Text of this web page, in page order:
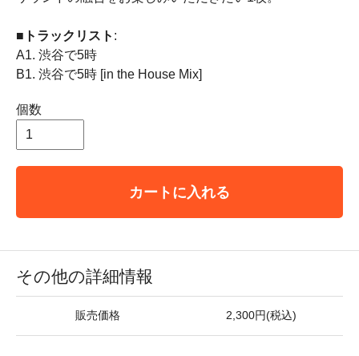
■トラックリスト :
A1. 渋谷で5時
B1. 渋谷で5時 [in the House Mix]
個数
カートに入れる
その他の詳細情報
販売価格 2,300円(税込)